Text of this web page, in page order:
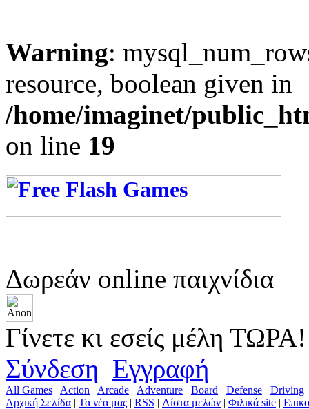
Warning:
resource, boolean given in
/home/imaginet/
on line 19
Δωρεάν online παιχνίδια
Γίνετε κι εσείς μέλη ΤΩΡΑ!
Σύνδεση Εγγραφή
All Games Action Arcade Adventure Board Defense
Driving
Αρχική Σελίδα | Τα νέα μας | RSS | Λίστα μελών | Φιλικά site |